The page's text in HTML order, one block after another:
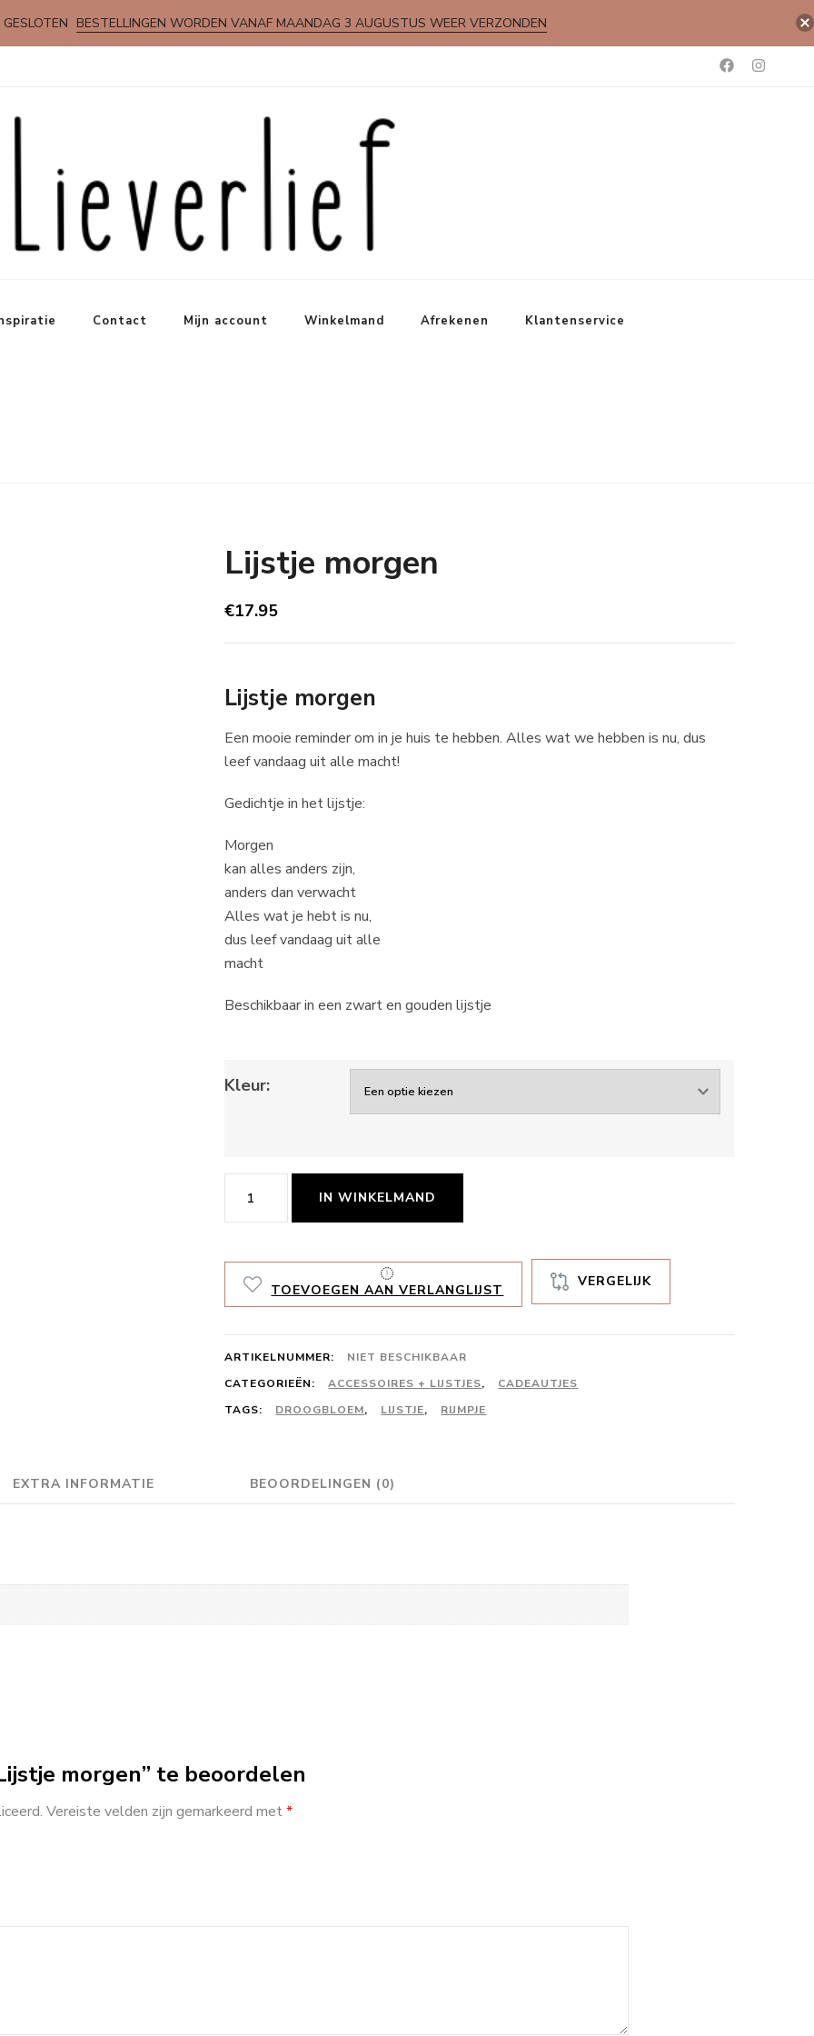
BESTELLINGEN WORDEN VANAF MAANDAG 3 AUGUSTUS WEER VERZONDEN
Contact Mijn account Winkelmand Afrekenen Klantenservice
Lijstje morgen
€17.95
Lijstje morgen
Een mooie reminder om in je huis te hebben. Alles wat we hebben is nu, dus
leef vandaag uit alle macht!
Gedichtje in het lijstje:
Morgen
kan alles anders zijn,
anders dan verwacht
Alles wat je hebt is nu,
dus leef vandaag uit alle
macht
Beschikbaar in een zwart en gouden lijstje
Kleur:
Lijstje
morgen
IN WINKELMAND
TOEVOEGEN AAN VERLANGLIJST
VERGELIJK
ARTIKELNUMMER:
NIET BESCHIKBAAR
CATEGORIEËN:
ACCESSOIRES + LIJSTJES,
CADEAUTJES
TAGS:
DROOGBLOEM, LIJSTJE, RIJMPJE
EXTRA INFORMATIE BEOORDELINGEN (0)
morgen” te beoordelen
Vereiste velden zijn gemarkeerd met*